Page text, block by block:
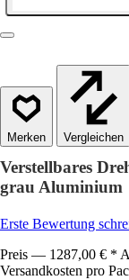
Vergleichen
Verstellbares
grau Aluminium
Erste Bewertung
Preis — 1287,00 € *
Versandkosten pro